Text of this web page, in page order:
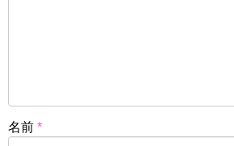
名前 *